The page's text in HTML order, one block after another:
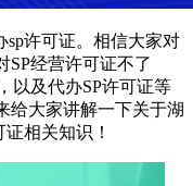
sp许可证。相信大家对
SP经营许可证不了
以及代办SP许可证等
给大家讲解一下关于湖
相关知识！